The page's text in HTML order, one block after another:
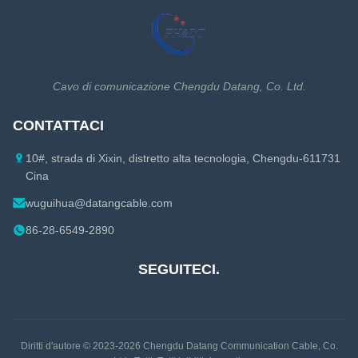
Cavo di Ethernet di Cat7A
Accessori del cavo coassiale
Cavo di comunicazione Chengdu Datang, Co. Ltd.
CONTATTACI
10#, strada di Xixin, distretto alta tecnologia, Chengdu-611731
Cina
wuguihua@datangcable.com
86-28-6549-2890
SEGUITECI.
Diritti d'autore © 2023-2026 Chengdu Datang Communication Cable, Co.